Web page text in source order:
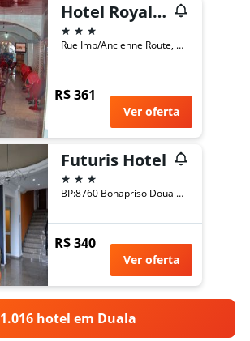
Hotel Royal Palace
3 estrelas
Rue Imp/Ancienne Route, Duala, Camarões
R$ 361
Ver oferta
Futuris Hotel
3 estrelas
BP:8760 Bonapriso Douala, Duala, Camarões
R$ 340
Ver oferta
1.016 hotel em Duala